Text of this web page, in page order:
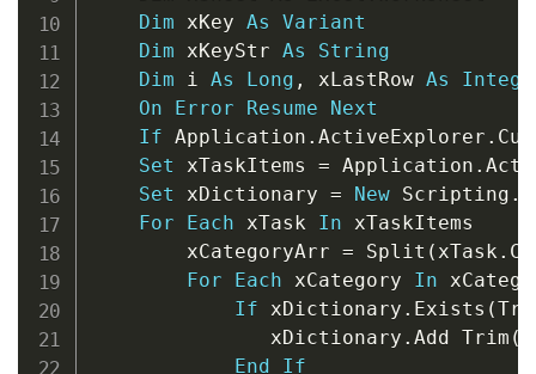
Dim xKey As
Variant
Dim xKeyStr As
String
Dim i As Long , xLastRow As
On
Error Resume
Next
If Application . ActiveExplorer .
Set xTaskItems = Application .
Set xDictionary = New Scripting .
For
Each xTask In xTaskItems
        xCategoryArr
= Split ( xTask .
For
Each xCategory In
If xDictionary . Exists (
               xDictionary
. Add Trim (
End
If